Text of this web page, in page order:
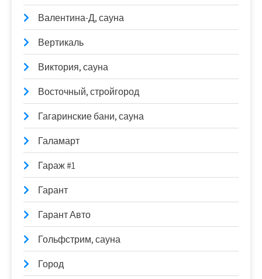
Валентина-Д, сауна
Вертикаль
Виктория, сауна
Восточный, стройгород
Гагаринские бани, сауна
Галамарт
Гараж #1
Гарант
Гарант Авто
Гольфстрим, сауна
Город